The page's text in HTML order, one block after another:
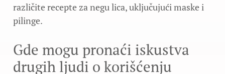
različite recepte za negu lica, uključujući maske i
pilinge.
Gde mogu pronaći iskustva
drugih ljudi o korišćenju